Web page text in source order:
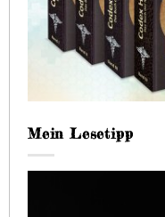
Mein Lesetipp